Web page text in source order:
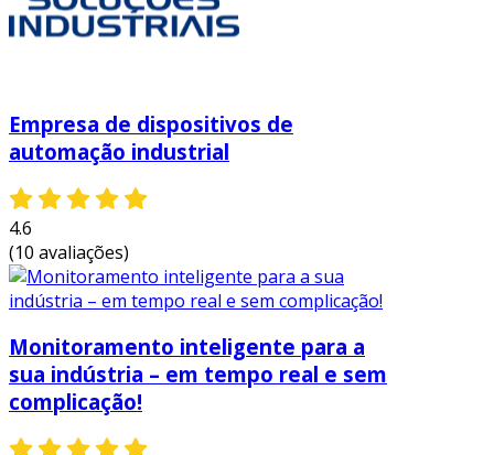
Empresa de dispositivos de
automação industrial
4.6
(10 avaliações)
Monitoramento inteligente para a
sua indústria – em tempo real e sem
complicação!